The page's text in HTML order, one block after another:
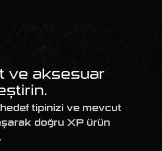
ve aksesuar
hedef tipinizi ve mevcut
doğru XP ürün